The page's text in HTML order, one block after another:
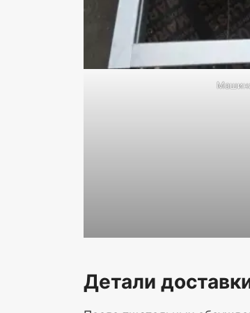
Детали